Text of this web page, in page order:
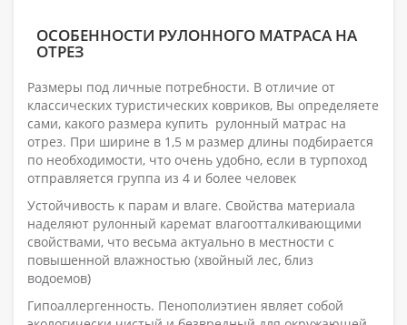
ОСОБЕННОСТИ РУЛОННОГО МАТРАСА НА
ОТРЕЗ
Размеры под личные потребности. В отличие от
классических туристических ковриков, Вы определяете
сами, какого размера купить рулонный матрас на
отрез. При ширине в 1,5 м размер длины подбирается
по необходимости, что очень удобно, если в турпоход
отправляется группа из 4 и более человек
Устойчивость к парам и влаге. Свойства материала
наделяют рулонный каремат влагоотталкивающими
свойствами, что весьма актуально в местности с
повышенной влажностью (хвойный лес, близ
водоемов)
Гипоаллергенность. Пенополиэтиен являет собой